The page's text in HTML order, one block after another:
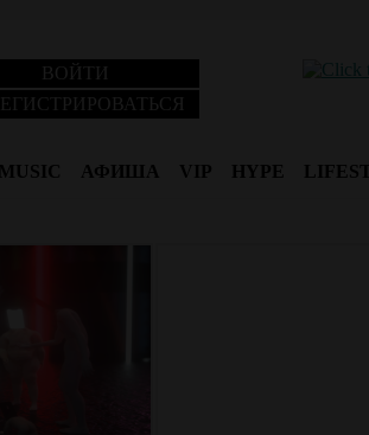
ВОЙТИ
MUSIC АФИША VIP HYPE